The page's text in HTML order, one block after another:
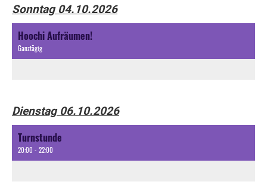
Sonntag 04.10.2026
Hoochi Aufräumen!
Ganztägig
Dienstag 06.10.2026
Turnstunde
20:00 - 22:00